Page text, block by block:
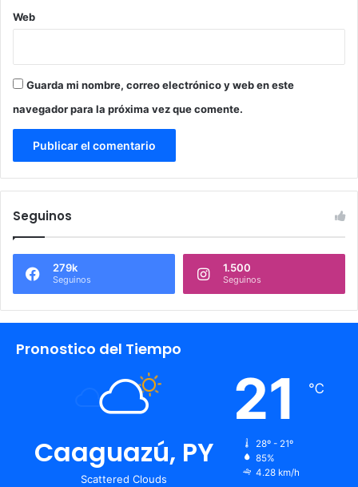
Web
Guarda mi nombre, correo electrónico y web en este
navegador para la próxima vez que comente.
Seguinos
279k
Seguinos
1.500
Seguinos
Pronostico del Tiempo
Caaguazú, PY
Scattered Clouds
21 ℃
28º - 21º
85%
4.28 km/h